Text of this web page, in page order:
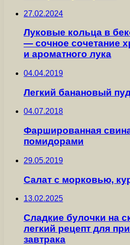
27.02.2024
Луковые кольца в
— сочное сочетание
и ароматного лука
04.04.2019
Легкий банановый
04.07.2018
Фаршированная
помидорами
29.05.2019
Салат с морковью,
13.02.2025
Сладкие булочки на
легкий рецепт для
завтрака